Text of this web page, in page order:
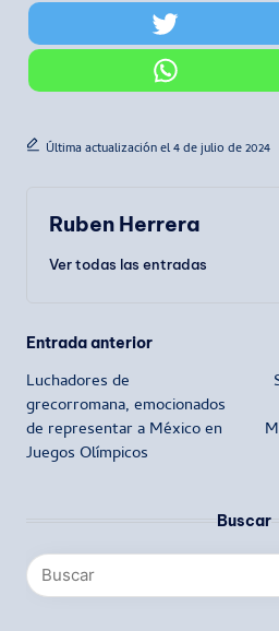
Última actualización el 4 de julio de 2024
Ruben Herrera
Ver todas las entradas
Navegación
de
entradas
Entrada anterior
Luchadores de
grecorromana, emocionados
de representar a México en
Juegos Olímpicos
Buscar